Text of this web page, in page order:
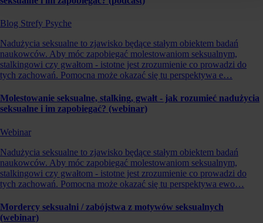
Blog Strefy Psyche
Nadużycia seksualne to zjawisko będące stałym obiektem badań
naukowców. Aby móc zapobiegać molestowaniom seksualnym,
stalkingowi czy gwałtom - istotne jest zrozumienie co prowadzi do
tych zachowań. Pomocna może okazać się tu perspektywa e…
Molestowanie seksualne, stalking, gwałt - jak rozumieć nadużycia
seksualne i im zapobiegać? (webinar)
Webinar
Nadużycia seksualne to zjawisko będące stałym obiektem badań
naukowców. Aby móc zapobiegać molestowaniom seksualnym,
stalkingowi czy gwałtom - istotne jest zrozumienie co prowadzi do
tych zachowań. Pomocna może okazać się tu perspektywa ewo…
Mordercy seksualni / zabójstwa z motywów seksualnych
(webinar)